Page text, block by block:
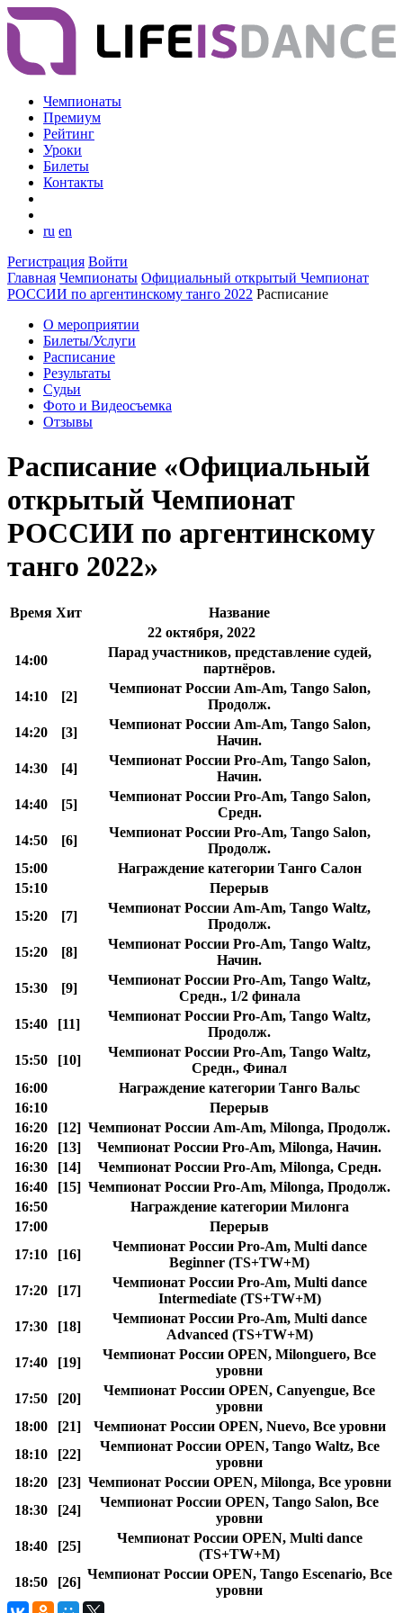
Чемпионаты
Премиум
Рейтинг
Уроки
Билеты
Контакты
ru en
Регистрация Войти
Главная Чемпионаты Официальный открытый Чемпионат
РОССИИ по аргентинскому танго 2022 Расписание
О мероприятии
Билеты/Услуги
Расписание
Результаты
Судьи
Фото и Видеосъемка
Отзывы
Расписание «Официальный
открытый Чемпионат
РОССИИ по аргентинскому
танго 2022»
Время Хит
Название
22 октября, 2022
14:00
Парад участников, представление судей,
партнёров.
14:10
[2]
Чемпионат России Am-Am, Tango Salon,
Продолж.
14:20
[3]
Чемпионат России Am-Am, Tango Salon,
Начин.
14:30
[4]
Чемпионат России Pro-Am, Tango Salon,
Начин.
14:40
[5]
Чемпионат России Pro-Am, Tango Salon,
Средн.
14:50
[6]
Чемпионат России Pro-Am, Tango Salon,
Продолж.
15:00
Награждение категории Танго Салон
15:10
Перерыв
15:20
[7]
Чемпионат России Am-Am, Tango Waltz,
Продолж.
15:20
[8]
Чемпионат России Pro-Am, Tango Waltz,
Начин.
15:30
[9]
Чемпионат России Pro-Am, Tango Waltz,
Средн., 1/2 финала
15:40
[11]
Чемпионат России Pro-Am, Tango Waltz,
Продолж.
15:50
[10]
Чемпионат России Pro-Am, Tango Waltz,
Средн., Финал
16:00
Награждение категории Танго Вальс
16:10
Перерыв
16:20
[12] Чемпионат России Am-Am, Milonga, Продолж.
16:20
[13]
Чемпионат России Pro-Am, Milonga, Начин.
16:30
[14]
Чемпионат России Pro-Am, Milonga, Средн.
16:40
[15] Чемпионат России Pro-Am, Milonga, Продолж.
16:50
Награждение категории Милонга
17:00
Перерыв
17:10
[16]
Чемпионат России Pro-Am, Multi dance
Beginner (TS+TW+M)
17:20
[17]
Чемпионат России Pro-Am, Multi dance
Intermediate (TS+TW+M)
17:30
[18]
Чемпионат России Pro-Am, Multi dance
Advanced (TS+TW+M)
17:40
[19]
Чемпионат России OPEN, Milonguero, Все
уровни
17:50
[20]
Чемпионат России OPEN, Canyengue, Все
уровни
18:00
[21]
Чемпионат России OPEN, Nuevo, Все уровни
18:10
[22]
Чемпионат России OPEN, Tango Waltz, Все
уровни
18:20
[23] Чемпионат России OPEN, Milonga, Все уровни
18:30
[24]
Чемпионат России OPEN, Tango Salon, Все
уровни
18:40
[25]
Чемпионат России OPEN, Multi dance
(TS+TW+M)
18:50
[26]
Чемпионат России OPEN, Tango Escenario, Все
уровни